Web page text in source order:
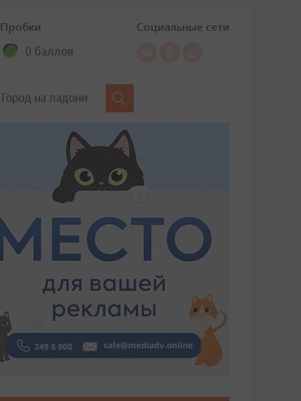
Пробки
0 баллов
Социальные сети
Город на ладони